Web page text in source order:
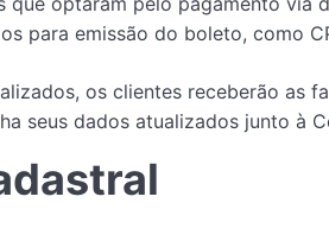
para emissão do boleto, como
os clientes receberão as
seus dados atualizados junto à